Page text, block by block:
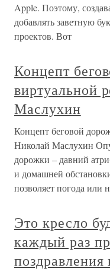
Apple. Поэтому,
добавлять заветную
проектов. Вот
Концепт
виртуальной
Маслухин
Концепт беговой
Николай Маслухин
дорожки – давний
и домашней
позволяет погода или
Это кресло
каждый раз